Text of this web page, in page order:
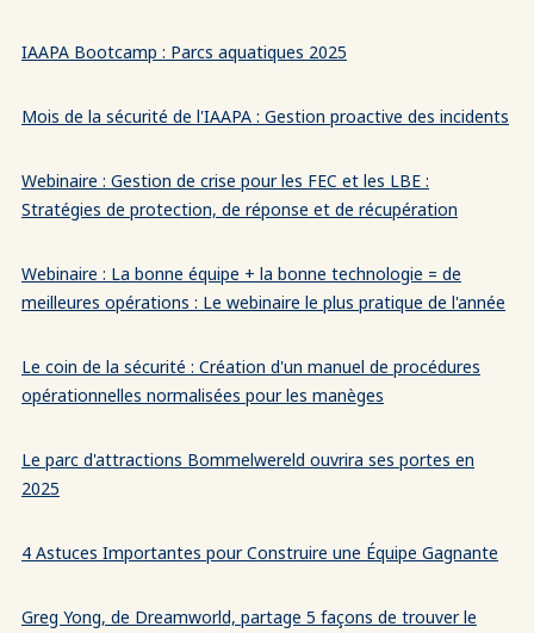
IAAPA Bootcamp : Parcs aquatiques 2025
Mois de la sécurité de l'IAAPA : Gestion proactive des incidents
Webinaire : Gestion de crise pour les FEC et les LBE :
Stratégies de protection, de réponse et de récupération
Webinaire : La bonne équipe + la bonne technologie = de
meilleures opérations : Le webinaire le plus pratique de l'année
Le coin de la sécurité : Création d'un manuel de procédures
opérationnelles normalisées pour les manèges
Le parc d'attractions Bommelwereld ouvrira ses portes en
2025
4 Astuces Importantes pour Construire une Équipe Gagnante
Greg Yong, de Dreamworld, partage 5 façons de trouver le